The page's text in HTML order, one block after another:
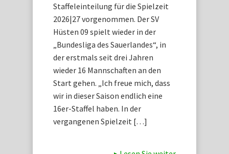
Staffeleinteilung für die Spielzeit
2026|27 vorgenommen. Der SV
Hüsten 09 spielt wieder in der
„Bundesliga des Sauerlandes“, in
der erstmals seit drei Jahren
wieder 16 Mannschaften an den
Start gehen. „Ich freue mich, dass
wir in dieser Saison endlich eine
16er-Staffel haben. In der
vergangenen Spielzeit […]